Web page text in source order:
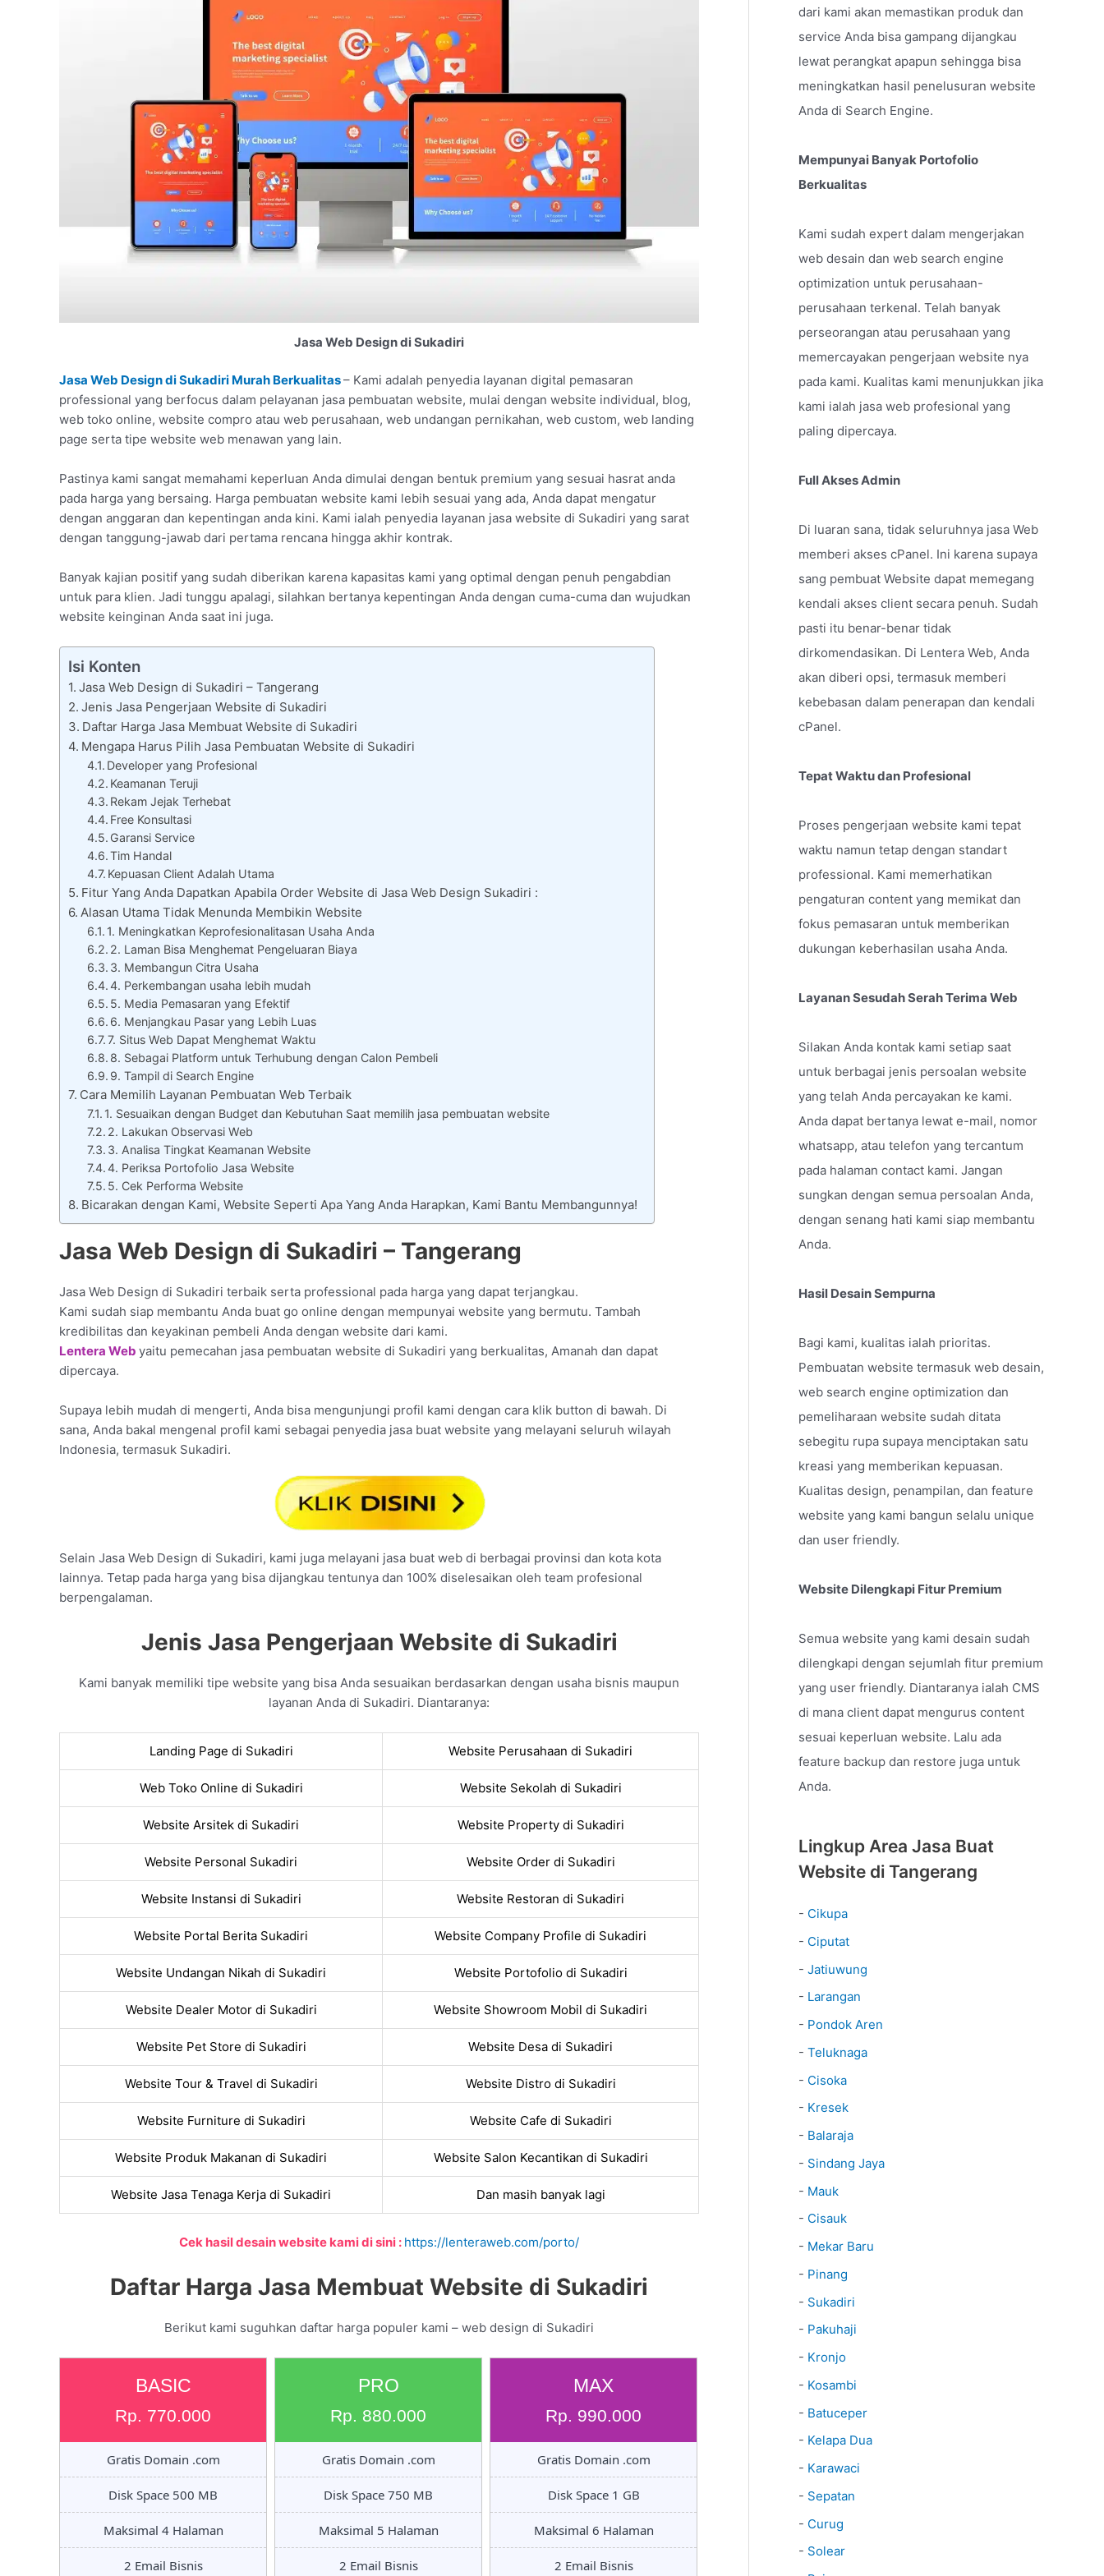
Jasa Web Design di Sukadiri
Jasa Web Design di Sukadiri Murah Berkualitas– Kami adalah penyedia layanan digital pemasaran
professional yang berfocus dalam pelayanan jasa pembuatan website, mulai dengan website individual, blog,
web toko online, website compro atau web perusahaan, web undangan pernikahan, web custom, web landing
page serta tipe website web menawan yang lain.
Pastinya kami sangat memahami keperluan Anda dimulai dengan bentuk premium yang sesuai hasrat anda
pada harga yang bersaing. Harga pembuatan website kami lebih sesuai yang ada, Anda dapat mengatur
dengan anggaran dan kepentingan anda kini. Kami ialah penyedia layanan jasa website di Sukadiri yang sarat
dengan tanggung-jawab dari pertama rencana hingga akhir kontrak.
Banyak kajian positif yang sudah diberikan karena kapasitas kami yang optimal dengan penuh pengabdian
untuk para klien. Jadi tunggu apalagi, silahkan bertanya kepentingan Anda dengan cuma-cuma dan wujudkan
website keinginan Anda saat ini juga.
Isi Konten
Jasa Web Design di Sukadiri – Tangerang
Jenis Jasa Pengerjaan Website di Sukadiri
Daftar Harga Jasa Membuat Website di Sukadiri
Mengapa Harus Pilih Jasa Pembuatan Website di Sukadiri
Developer yang Profesional
Keamanan Teruji
Rekam Jejak Terhebat
Free Konsultasi
Garansi Service
Tim Handal
Kepuasan Client Adalah Utama
Fitur Yang Anda Dapatkan Apabila Order Website di Jasa Web Design Sukadiri :
Alasan Utama Tidak Menunda Membikin Website
1. Meningkatkan Keprofesionalitasan Usaha Anda
2. Laman Bisa Menghemat Pengeluaran Biaya
3. Membangun Citra Usaha
4. Perkembangan usaha lebih mudah
5. Media Pemasaran yang Efektif
6. Menjangkau Pasar yang Lebih Luas
7. Situs Web Dapat Menghemat Waktu
8. Sebagai Platform untuk Terhubung dengan Calon Pembeli
9. Tampil di Search Engine
Cara Memilih Layanan Pembuatan Web Terbaik
1. Sesuaikan dengan Budget dan Kebutuhan Saat memilih jasa pembuatan website
2. Lakukan Observasi Web
3. Analisa Tingkat Keamanan Website
4. Periksa Portofolio Jasa Website
5. Cek Performa Website
Bicarakan dengan Kami, Website Seperti Apa Yang Anda Harapkan, Kami Bantu Membangunnya!
Jasa Web Design di Sukadiri – Tangerang
Jasa Web Design di Sukadiri terbaik serta professional pada harga yang dapat terjangkau.
Kami sudah siap membantu Anda buat go online dengan mempunyai website yang bermutu. Tambah
kredibilitas dan keyakinan pembeli Anda dengan website dari kami.
Lentera Web yaitu pemecahan jasa pembuatan website di Sukadiri yang berkualitas, Amanah dan dapat
dipercaya.
Supaya lebih mudah di mengerti, Anda bisa mengunjungi profil kami dengan cara klik button di bawah. Di
sana, Anda bakal mengenal profil kami sebagai penyedia jasa buat website yang melayani seluruh wilayah
Indonesia, termasuk Sukadiri.
Selain Jasa Web Design di Sukadiri, kami juga melayani jasa buat web di berbagai provinsi dan kota kota
lainnya. Tetap pada harga yang bisa dijangkau tentunya dan 100% diselesaikan oleh team profesional
berpengalaman.
Jenis Jasa Pengerjaan Website di Sukadiri
Kami banyak memiliki tipe website yang bisa Anda sesuaikan berdasarkan dengan usaha bisnis maupun
layanan Anda di Sukadiri. Diantaranya:
Landing Page di Sukadiri Website Perusahaan di Sukadiri
Web Toko Online di Sukadiri Website Sekolah di Sukadiri
Website Arsitek di Sukadiri Website Property di Sukadiri
Website Personal Sukadiri Website Order di Sukadiri
Website Instansi di Sukadiri Website Restoran di Sukadiri
Website Portal Berita Sukadiri Website Company Profile di Sukadiri
Website Undangan Nikah di Sukadiri Website Portofolio di Sukadiri
Website Dealer Motor di Sukadiri Website Showroom Mobil di Sukadiri
Website Pet Store di Sukadiri Website Desa di Sukadiri
Website Tour & Travel di Sukadiri Website Distro di Sukadiri
Website Furniture di Sukadiri Website Cafe di Sukadiri
Website Produk Makanan di Sukadiri Website Salon Kecantikan di Sukadiri
Website Jasa Tenaga Kerja di Sukadiri Dan masih banyak lagi
Cek hasil desain website kami di sini : https://lenteraweb.com/porto/
Daftar Harga Jasa Membuat Website di Sukadiri
Berikut kami suguhkan daftar harga populer kami – web design di Sukadiri
BASIC
Rp. 770.000
Gratis Domain .com
Disk Space 500 MB
Maksimal 4 Halaman
2 Email Bisnis
PRO
Rp. 880.000
Gratis Domain .com
Disk Space 750 MB
Maksimal 5 Halaman
2 Email Bisnis
MAX
Rp. 990.000
Gratis Domain .com
Disk Space 1 GB
Maksimal 6 Halaman
2 Email Bisnis
dari kami akan memastikan produk dan
service Anda bisa gampang dijangkau
lewat perangkat apapun sehingga bisa
meningkatkan hasil penelusuran website
Anda di Search Engine.
Mempunyai Banyak Portofolio
Berkualitas
Kami sudah expert dalam mengerjakan
web desain dan web search engine
optimization untuk perusahaan-
perusahaan terkenal. Telah banyak
perseorangan atau perusahaan yang
memercayakan pengerjaan website nya
pada kami. Kualitas kami menunjukkan jika
kami ialah jasa web profesional yang
paling dipercaya.
Full Akses Admin
Di luaran sana, tidak seluruhnya jasa Web
memberi akses cPanel. Ini karena supaya
sang pembuat Website dapat memegang
kendali akses client secara penuh. Sudah
pasti itu benar-benar tidak
dirkomendasikan. Di Lentera Web, Anda
akan diberi opsi, termasuk memberi
kebebasan dalam penerapan dan kendali
cPanel.
Tepat Waktu dan Profesional
Proses pengerjaan website kami tepat
waktu namun tetap dengan standart
professional. Kami memerhatikan
pengaturan content yang memikat dan
fokus pemasaran untuk memberikan
dukungan keberhasilan usaha Anda.
Layanan Sesudah Serah Terima Web
Silakan Anda kontak kami setiap saat
untuk berbagai jenis persoalan website
yang telah Anda percayakan ke kami.
Anda dapat bertanya lewat e-mail, nomor
whatsapp, atau telefon yang tercantum
pada halaman contact kami. Jangan
sungkan dengan semua persoalan Anda,
dengan senang hati kami siap membantu
Anda.
Hasil Desain Sempurna
Bagi kami, kualitas ialah prioritas.
Pembuatan website termasuk web desain,
web search engine optimization dan
pemeliharaan website sudah ditata
sebegitu rupa supaya menciptakan satu
kreasi yang memberikan kepuasan.
Kualitas design, penampilan, dan feature
website yang kami bangun selalu unique
dan user friendly.
Website Dilengkapi Fitur Premium
Semua website yang kami desain sudah
dilengkapi dengan sejumlah fitur premium
yang user friendly. Diantaranya ialah CMS
di mana client dapat mengurus content
sesuai keperluan website. Lalu ada
feature backup dan restore juga untuk
Anda.
Lingkup Area Jasa Buat
Website di Tangerang
- Cikupa
- Ciputat
- Jatiuwung
- Larangan
- Pondok Aren
- Teluknaga
- Cisoka
- Kresek
- Balaraja
- Sindang Jaya
- Mauk
- Cisauk
- Mekar Baru
- Pinang
- Sukadiri
- Pakuhaji
- Kronjo
- Kosambi
- Batuceper
- Kelapa Dua
- Karawaci
- Sepatan
- Curug
- Solear